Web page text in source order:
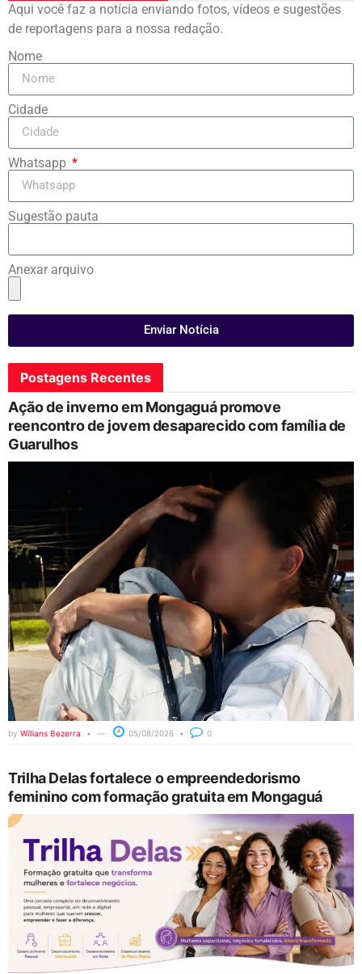
Aqui você faz a notícia enviando fotos, vídeos e sugestões
de reportagens para a nossa redação.
Nome
Cidade
Whatsapp
Sugestão pauta
Anexar arquivo
Enviar Notícia
Postagens Recentes
Ação de inverno em Mongaguá promove
reencontro de jovem desaparecido com família de
Guarulhos
by Willians Bezerra 05/08/2026 0
Trilha Delas fortalece o empreendedorismo
feminino com formação gratuita em Mongaguá